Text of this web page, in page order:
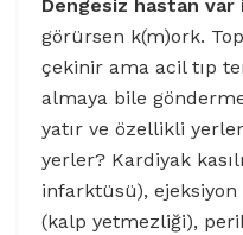
Dengesiz hastan var
görürsen k(m)ork.
çekinir ama acil tıp
almaya bile
yatır ve özellikli
yerler? Kardiyak
infarktüsü),
(kalp yetmezliği),